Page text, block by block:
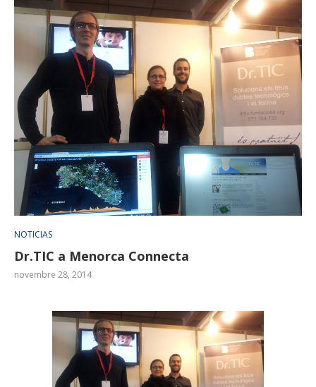
NOTICIAS
Dr.TIC a Menorca Connecta
novembre 28, 2014